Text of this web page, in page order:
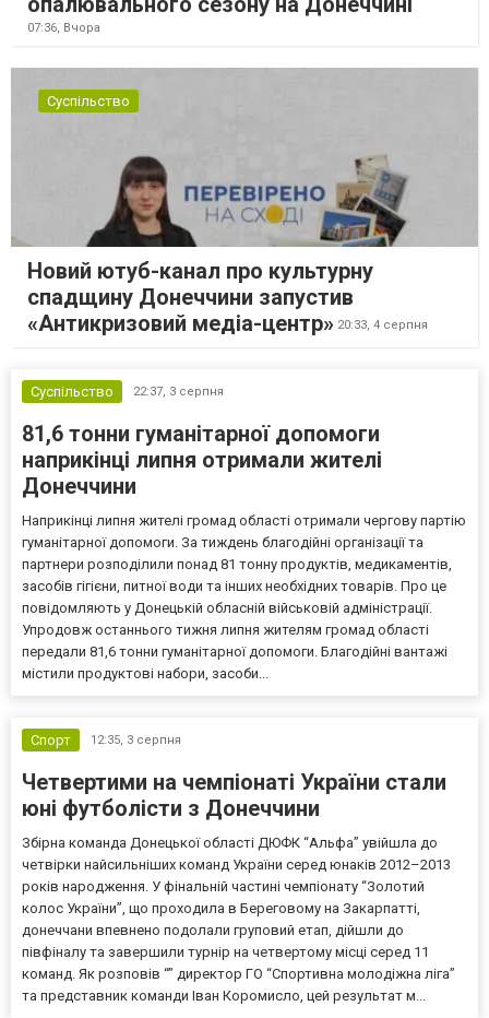
07:36, Вчора
Суспільство
Новий ютуб-канал про культурну
спадщину Донеччини запустив
«Антикризовий медіа-центр» 20:33, 4 серпня
Суспільство 22:37, 3 серпня
81,6 тонни гуманітарної допомоги
наприкінці липня отримали жителі
Донеччини
Наприкінці липня жителі громад області отримали чергову партію
гуманітарної допомоги. За тиждень благодійні організації та
партнери розподілили понад 81 тонну продуктів, медикаментів,
засобів гігієни, питної води та інших необхідних товарів. Про це
повідомляють у Донецькій обласній військовій адміністрації.
Упродовж останнього тижня липня жителям громад області
передали 81,6 тонни гуманітарної допомоги. Благодійні вантажі
містили продуктові набори, засоби...
Спорт 12:35, 3 серпня
Четвертими на чемпіонаті України стали
юні футболісти з Донеччини
Збірна команда Донецької області ДЮФК “Альфа” увійшла до
четвірки найсильніших команд України серед юнаків 2012–2013
років народження. У фінальній частині чемпіонату “Золотий
колос України”, що проходила в Береговому на Закарпатті,
донеччани впевнено подолали груповий етап, дійшли до
півфіналу та завершили турнір на четвертому місці серед 11
команд. Як розповів “” директор ГО “Спортивна молодіжна ліга”
та представник команди Іван Коромисло, цей результат м...